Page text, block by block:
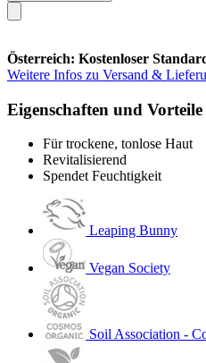
Österreich: Kostenloser
Weitere Infos zu Versand &
Eigenschaften und Vorteile
Für trockene, tonlose Haut
Revitalisierend
Spendet Feuchtigkeit
Leaping Bunny
Vegan Society
Soil Association -